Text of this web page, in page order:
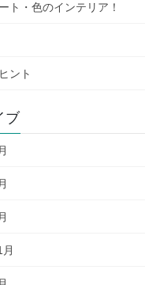
ト・色のインテリア！
ント
ブ